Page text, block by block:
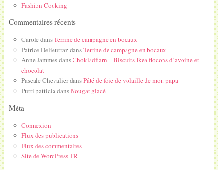
Fashion Cooking
Commentaires récents
Carole dansTerrine de campagne en bocaux
Patrice DelieutrazdansTerrine de campagne en bocaux
Anne JammesdansChokladflarn – Biscuits Ikea flocons d’avoine et
chocolat
Pascale ChevalierdansPâté de foie de volaille de mon papa
Putti patticiadansNougat glacé
Méta
Connexion
Flux des publications
Flux des commentaires
Site de WordPress-FR